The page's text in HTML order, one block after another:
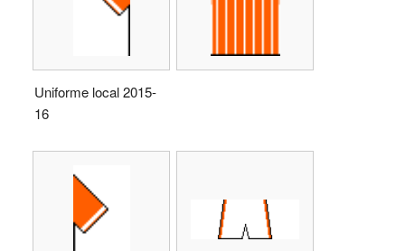
Uniforme local 2015-
16